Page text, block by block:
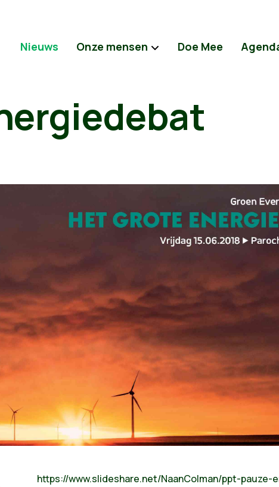
Nieuws Onze mensen Doe Mee
https://www.slideshare.net/NaanColman/ppt-